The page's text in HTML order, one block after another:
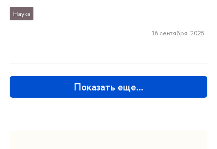
Наука
16 сентября 2025
Показать еще…